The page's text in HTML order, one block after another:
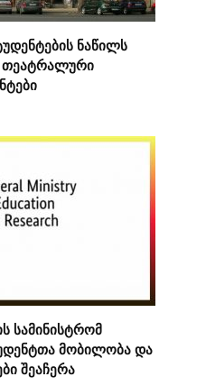
ნაწილს
თეატრალური
სამინისტრომ
მობილობა და
შეაჩერა